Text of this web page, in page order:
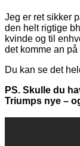
Jeg er ret sikker
den helt rigtige
kvinde og til
det komme an
Du kan se det
PS. Skulle du
Triumps nye –